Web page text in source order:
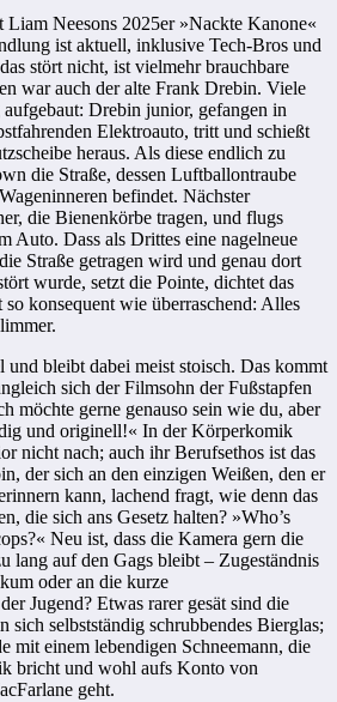
Liam Neesons 2025er »Nackte Kanone«
ist aktuell, inklusive Tech-Bros und
stört nicht, ist vielmehr brauchbare
war auch der alte Frank Drebin. Viele
Drebin junior, gefangen in
Elektroauto, tritt und schießt
heraus. Als diese endlich zu
die Straße, dessen Luftballontraube
befindet. Nächster
die Bienenkörbe tragen, und flugs
Auto. Dass als Drittes eine nagelneue
Straße getragen wird und genau dort
wurde, setzt die Pointe, dichtet das
konsequent wie überraschend: Alles
und bleibt dabei meist stoisch. Das kommt
sich der Filmsohn der Fußstapfen
möchte gerne genauso sein wie du, aber
und originell!« In der Körperkomik
nicht nach; auch ihr Berufsethos ist das
der sich an den einzigen Weißen, den er
kann, lachend fragt, wie denn das
die sich ans Gesetz halten? »Who’s
Neu ist, dass die Kamera gern die
lang auf den Gags bleibt – Zugeständnis
oder an die kurze
Jugend? Etwas rarer gesät sind die
sich selbstständig schrubbendes Bierglas;
mit einem lebendigen Schneemann, die
bricht und wohl aufs Konto von
geht.